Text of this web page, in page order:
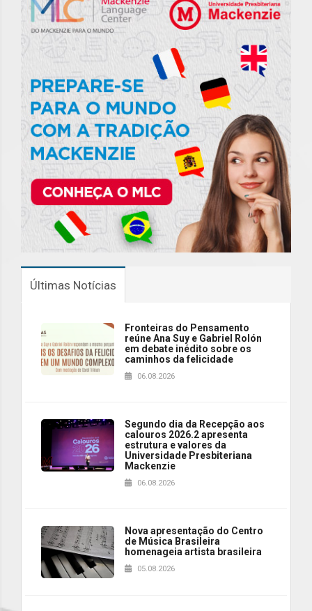
Últimas Notícias
Fronteiras do Pensamento
reúne Ana Suy e Gabriel Rolón
em debate inédito sobre os
caminhos da felicidade
06.08.2026
Segundo dia da Recepção aos
calouros 2026.2 apresenta
estrutura e valores da
Universidade Presbiteriana
Mackenzie
06.08.2026
Nova apresentação do Centro
de Música Brasileira
homenageia artista brasileira
05.08.2026